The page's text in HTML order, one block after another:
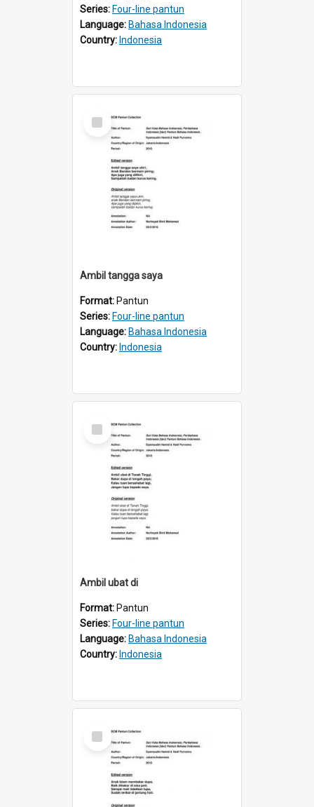
Series: Four-line pantun
Language: Bahasa Indonesia
Country: Indonesia
Select
Item
Ambil tangga saya
Format: Pantun
Series: Four-line pantun
Language: Bahasa Indonesia
Country: Indonesia
Select
Item
Ambil ubat di
Format: Pantun
Series: Four-line pantun
Language: Bahasa Indonesia
Country: Indonesia
Select
Item